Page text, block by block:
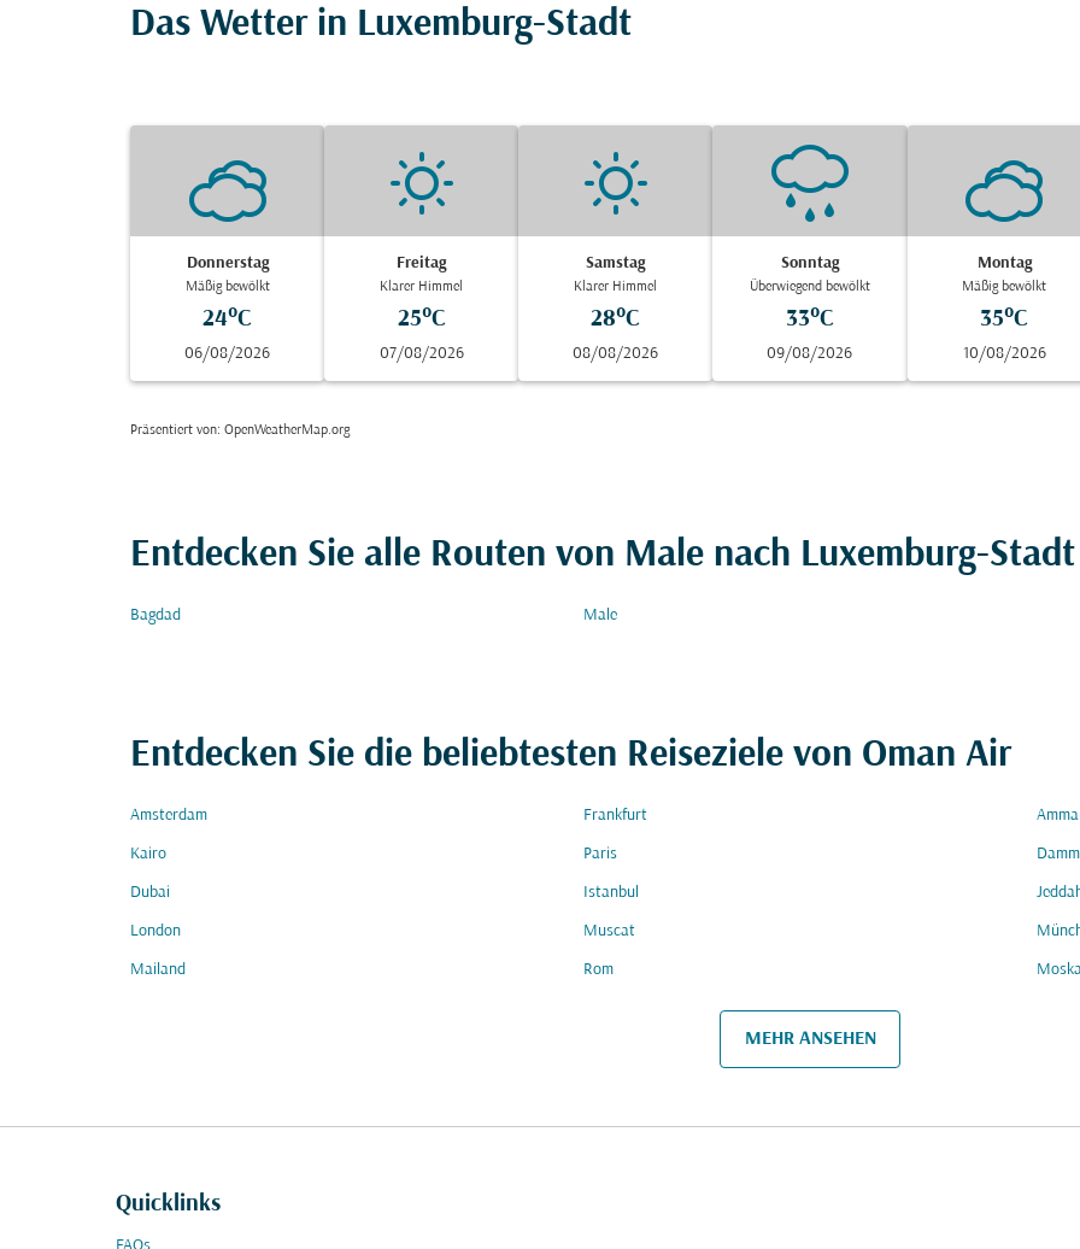
Das Wetter in Luxemburg-Stadt
Donnerstag
Mäßig bewölkt
24°C
06/08/2026
Freitag
Klarer Himmel
25°C
07/08/2026
Samstag
Klarer Himmel
28°C
08/08/2026
Sonntag
Überwiegend bewölkt
33°C
09/08/2026
Montag
Mäßig bewölkt
35°C
10/08/2026
Präsentiert von: OpenWeatherMap.org
Entdecken Sie alle Routen von Male nach Luxemburg-Stadt
Bagdad Male
Entdecken Sie die beliebtesten Reiseziele von Oman Air
Amsterdam Frankfurt
Kairo Paris
Dubai Istanbul
London Muscat
Mailand Rom
MEHR ANSEHEN
Quicklinks